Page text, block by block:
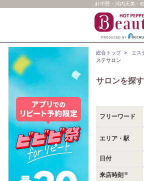
針中野・河内天美・
総合トップ> エス
ステサロン
サロンを探す
フリーワード
エリア・駅
日付
来店時刻